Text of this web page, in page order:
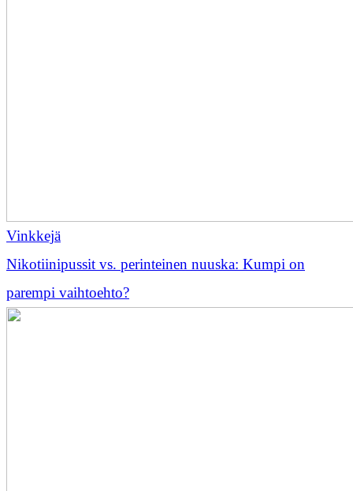
Vinkkejä
Nikotiinipussit vs. perinteinen nuuska: Kumpi on
parempi vaihtoehto?